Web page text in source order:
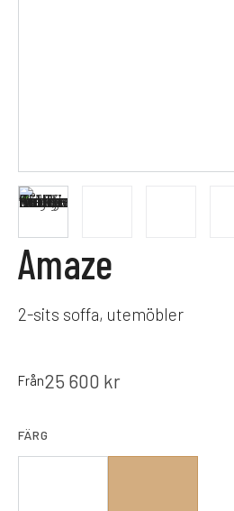
Amaze
2-sits soffa, utemöbler
Från25 600 kr
FÄRG